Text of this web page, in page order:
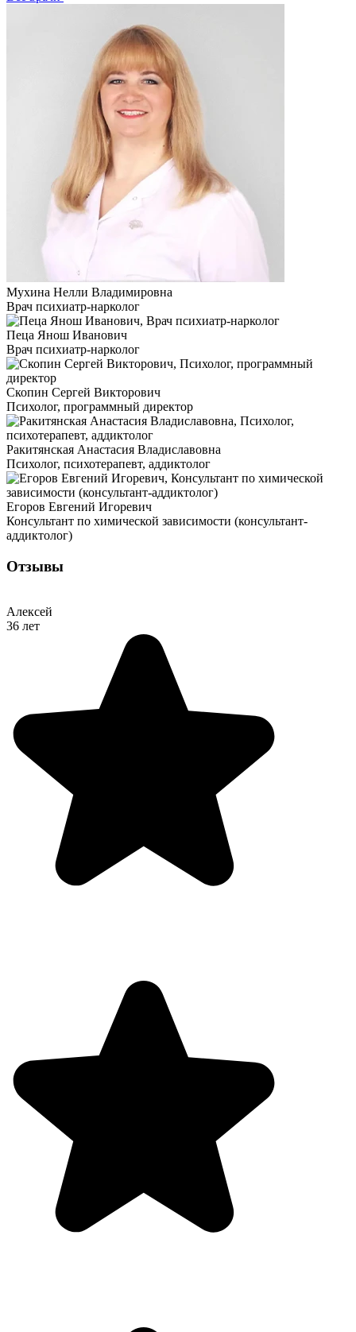
Мухина Нелли Владимировна
Врач психиатр-нарколог
Пеца Янош Иванович
Врач психиатр-нарколог
Скопин Сергей Викторович
Психолог, программный директор
Ракитянская Анастасия Владиславовна
Психолог, психотерапевт, аддиктолог
Егоров Евгений Игоревич
Консультант по химической зависимости (консультант-
аддиктолог)
Отзывы
Алексей
36 лет